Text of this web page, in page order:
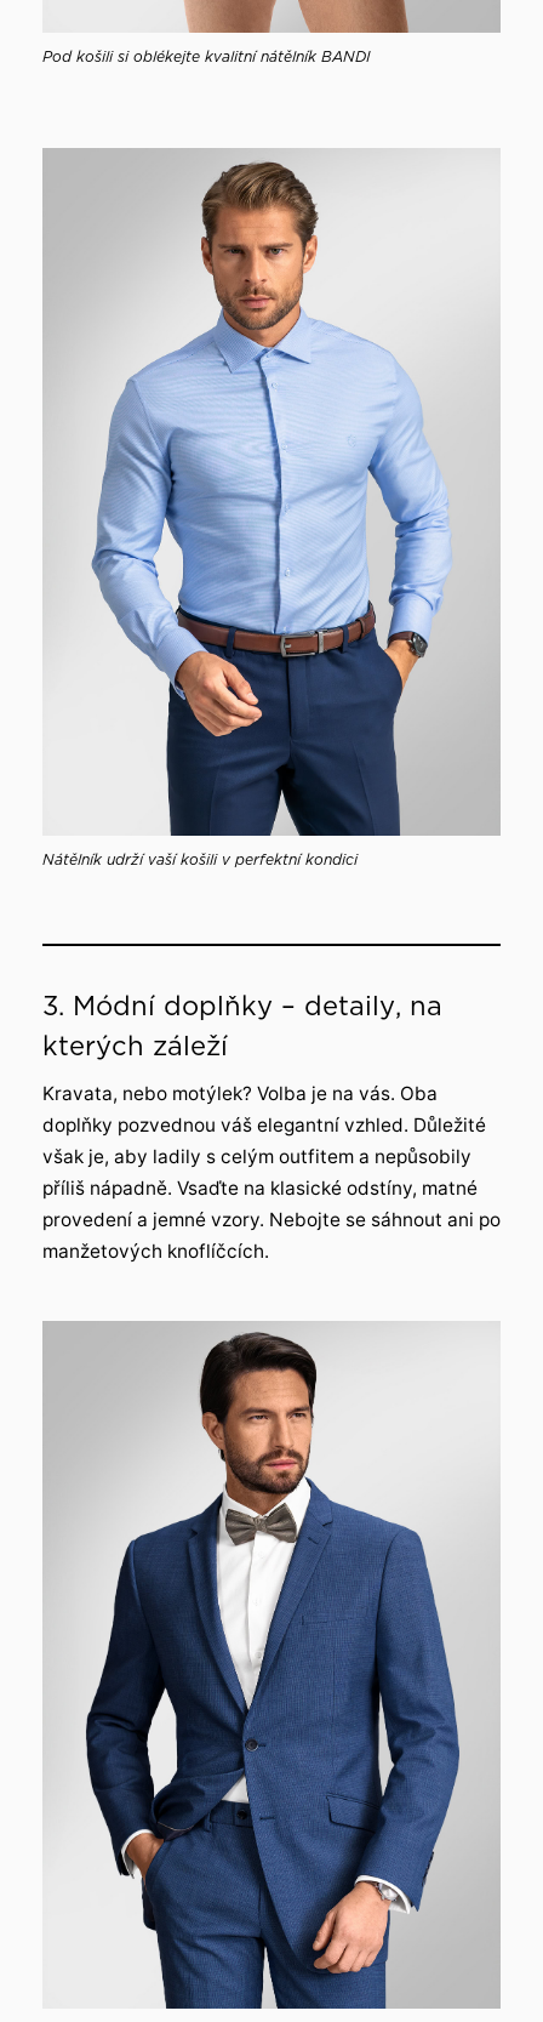
Pod košili si oblékejte kvalitní nátělník BANDI
Nátělník udrží vaší košili v perfektní kondici
3. Módní doplňky – detaily, na
kterých záleží
Kravata, nebo motýlek? Volba je na vás. Oba
doplňky pozvednou váš elegantní vzhled. Důležité
však je, aby ladily s celým outfitem a nepůsobily
příliš nápadně. Vsaďte na klasické odstíny, matné
provedení a jemné vzory. Nebojte se sáhnout ani po
manžetových knoflíčcích.